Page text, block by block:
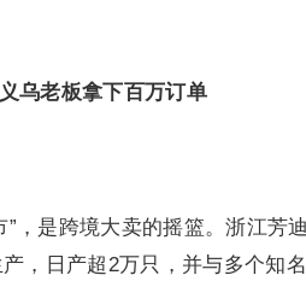
乌老板拿下百万订单
”，是跨境大卖的摇篮。浙江芳
，日产超2万只，并与多个知名